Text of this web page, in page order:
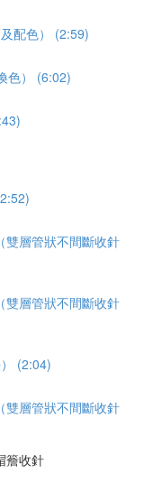
配色） (2:59)
色） (6:02)
層管狀不間斷收針
層管狀不間斷收針
(2:04)
層管狀不間斷收針
簷收針